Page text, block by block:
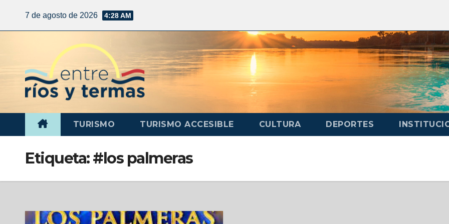
7 de agosto de 2026 4:28 AM
TURISMO TURISMO ACCESIBLE CULTURA DEPORTES
Etiqueta:#los palmeras